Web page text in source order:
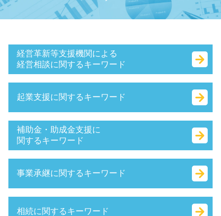
経営革新等支援機関による
経営相談に関するキーワード
認定 支援 機関 検索
中小企業経営力強化資金 とは
赤字 経営
認定経営革新等支援 機関 一覧
sbir とは
生産性向上設備投資促進税制 とは
保証制度 とは
持続的発展
起業支援に関するキーワード
合同会社 法人税
商号 とは
相対的記載事項 とは
合同 会社 経費
法人化 費用
ベンチャー 資金調達
補助金・助成金支援に
関するキーワード
国 創業補助金
地域雇用開発助成金 とは
事業承継に関するキーワード
相続に関するキーワード